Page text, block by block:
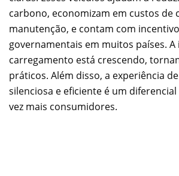
carbono, economizam em custos de
manutenção, e contam com
governamentais em muitos países.
carregamento está crescendo,
práticos. Além disso, a experiência
silenciosa e eficiente é um
vez mais consumidores.